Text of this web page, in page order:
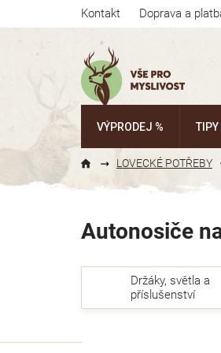
Kontakt Doprava a
VÝPRODEJ % TIPY
LOVECKÉ POTŘEBY
Autonosiče
Držáky, světla a
příslušenství